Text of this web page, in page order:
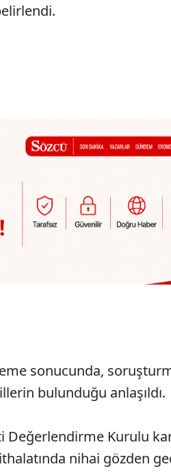
sonucunda,
bulunduğu anlaşıldı.
Değerlendirme Kurulu
nihai gözden